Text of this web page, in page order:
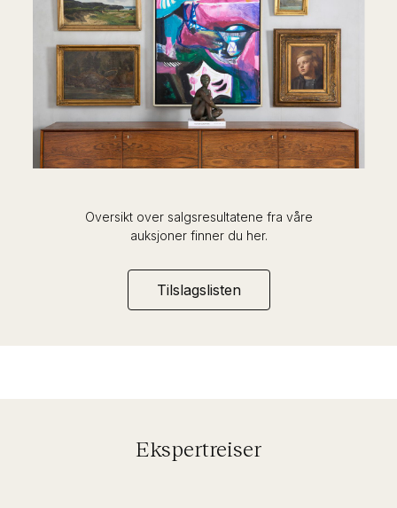
Oversikt over salgsresultatene fra våre
auksjoner finner du her.
Tilslagslisten
Ekspertreiser